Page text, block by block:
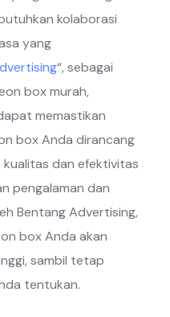
kolaborasi
yang
“, sebagai
box murah,
memastikan
box Anda dirancang
dan efektivitas
pengalaman dan
Bentang Advertising,
box Anda akan
sambil tetap
tentukan.